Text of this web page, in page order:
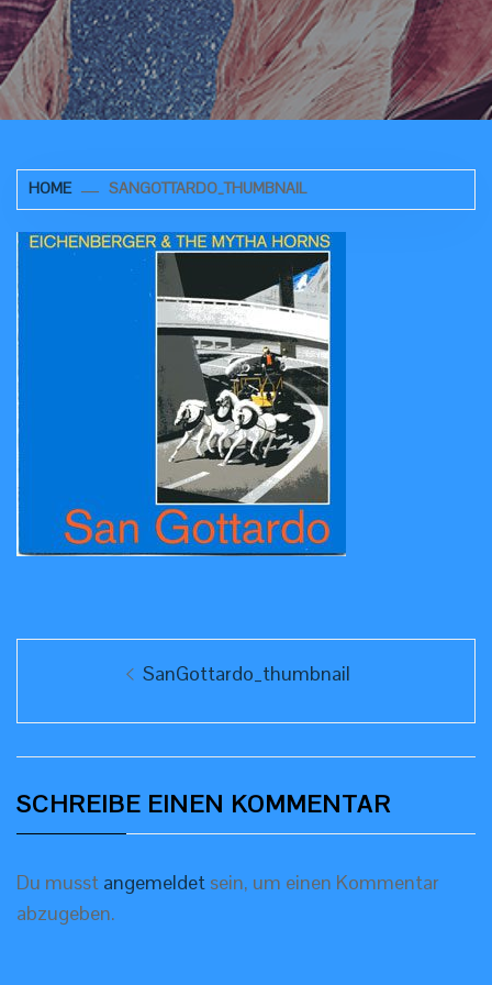
HOME SANGOTTARDO_THUMBNAIL
Beitragsnavigation
Previous
SanGottardo_thumbnail
SCHREIBE EINEN KOMMENTAR
Du musst angemeldet sein, um einen Kommentar
abzugeben.